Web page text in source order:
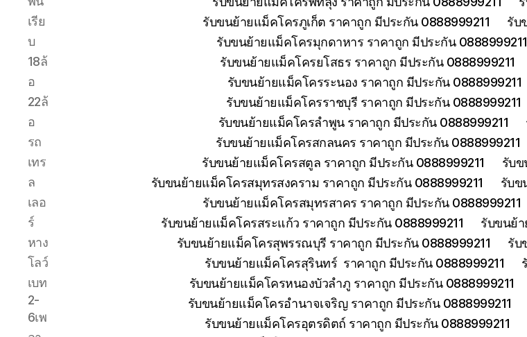
เรีย
บ
18ล้
อ
22ล้
อ
รถ
เทร
ล
เลอ
ร์
หาง
โลว์
เบท
2-
6เพ
รับขนย้ายแม็คโครภูเก็ต ราคาถูก มีประกัน 0888999211
รับ
รับขนย้ายแม็คโครมุกดาหาร ราคาถูก มีประกัน 0888999211
รับขนย้ายแม็คโครยโสธร ราคาถูก มีประกัน 0888999211
รับขนย้ายแม็คโครระนอง ราคาถูก มีประกัน 0888999211
รับขนย้ายแม็คโครราชบุรี ราคาถูก มีประกัน 0888999211
รับขนย้ายแม็คโครลำพูน ราคาถูก มีประกัน 0888999211
รับขนย้ายแม็คโครสกลนคร ราคาถูก มีประกัน 0888999211
รับขนย้ายแม็คโครสตูล ราคาถูก มีประกัน 0888999211
รับข
รับขนย้ายแม็คโครสมุทรสงคราม ราคาถูก มีประกัน 0888999211
รับข
รับขนย้ายแม็คโครสมุทรสาคร ราคาถูก มีประกัน 0888999211
รับขนย้ายแม็คโครสระแก้ว ราคาถูก มีประกัน 0888999211
รับขนย้
รับขนย้ายแม็คโครสุพรรณบุรี ราคาถูก มีประกัน 0888999211
รับ
รับขนย้ายแม็คโครสุรินทร์ ราคาถูก มีประกัน 0888999211
รับขนย้ายแม็คโครหนองบัวลำภู ราคาถูก มีประกัน 0888999211
รับขนย้ายแม็คโครอำนาจเจริญ ราคาถูก มีประกัน 0888999211
รับขนย้ายแม็คโครอุตรดิตถ์ ราคาถูก มีประกัน 0888999211